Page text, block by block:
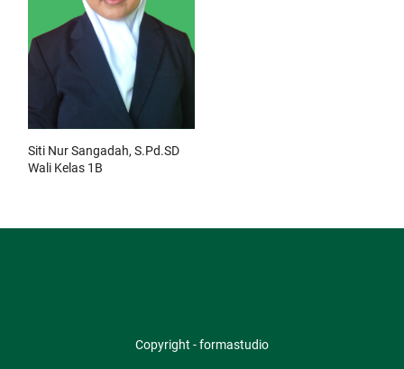
Siti Nur Sangadah, S.Pd.SD
Wali Kelas 1B
Copyright - formastudio